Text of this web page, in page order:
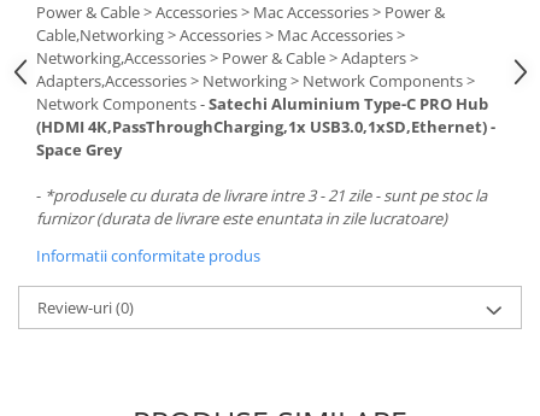
Power & Cable > Accessories > Mac Accessories > Power &
Cable,Networking > Accessories > Mac Accessories >
Networking,Accessories > Power & Cable > Adapters >
Adapters,Accessories > Networking > Network Components >
Network Components -Satechi Aluminium Type-C PRO Hub
(HDMI 4K,PassThroughCharging,1x USB3.0,1xSD,Ethernet) -
Space Grey
- *produsele cu durata de livrare intre 3 - 21 zile - sunt pe stoc la
furnizor (durata de livrare este enuntata in zile lucratoare)
Informatii conformitate produs
Review-uri(0)